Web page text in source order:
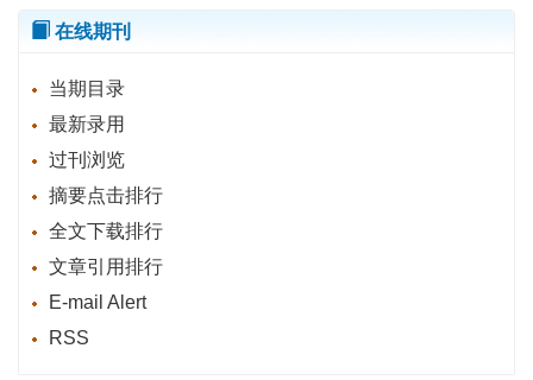
在线期刊
当期目录
最新录用
过刊浏览
摘要点击排行
全文下载排行
文章引用排行
E-mail Alert
RSS